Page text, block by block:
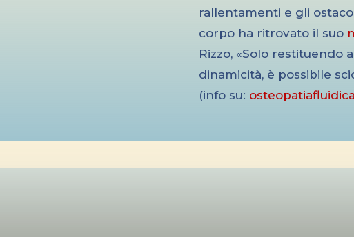
rallentamenti e gli
corpo ha ritrovato il suo
Rizzo, «Solo restituendo
dinamicità, è possibile
(info su: